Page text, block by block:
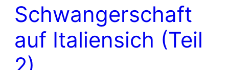
Schwangerschaft
auf Italiensich (Teil